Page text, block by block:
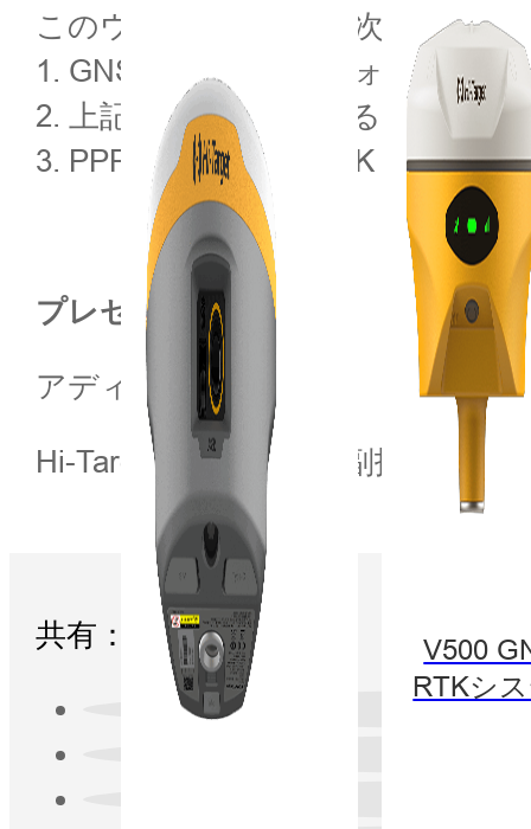
V500
RTKシ
このウェビナーでは、次の内容を
1. GNSS の原理とパフォーマンス
2. 上記の要因に対処するための技
3. PPP および PPP-RTK と Hi-
プレゼンター
アディン・リー
Hi-Target International 副技術ディ
共有：